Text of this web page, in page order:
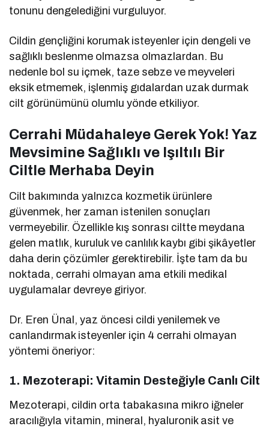
tonunu dengelediğini vurguluyor.
Cildin gençliğini korumak isteyenler için dengeli ve
sağlıklı beslenme olmazsa olmazlardan. Bu
nedenle bol su içmek, taze sebze ve meyveleri
eksik etmemek, işlenmiş gıdalardan uzak durmak
cilt görünümünü olumlu yönde etkiliyor.
Cerrahi Müdahaleye Gerek Yok! Yaz
Mevsimine Sağlıklı ve Işıltılı Bir
Ciltle Merhaba Deyin
Cilt bakımında yalnızca kozmetik ürünlere
güvenmek, her zaman istenilen sonuçları
vermeyebilir. Özellikle kış sonrası ciltte meydana
gelen matlık, kuruluk ve canlılık kaybı gibi şikâyetler
daha derin çözümler gerektirebilir. İşte tam da bu
noktada, cerrahi olmayan ama etkili medikal
uygulamalar devreye giriyor.
Dr. Eren Ünal, yaz öncesi cildi yenilemek ve
canlandırmak isteyenler için 4 cerrahi olmayan
yöntemi öneriyor:
1. Mezoterapi: Vitamin Desteğiyle Canlı Cilt
Mezoterapi, cildin orta tabakasına mikro iğneler
aracılığıyla vitamin, mineral, hyaluronik asit ve